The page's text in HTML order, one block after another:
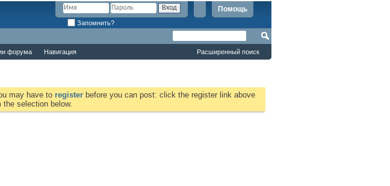
Помощь
Запомнить?
форума Навигация Расширенный поиск
may have to register before you can post: click the register link above
selection below.